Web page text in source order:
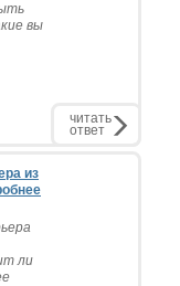
вы
читать
ответ
из
ли